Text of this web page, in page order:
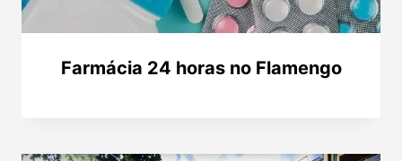
Farmácia 24 horas no Flamengo